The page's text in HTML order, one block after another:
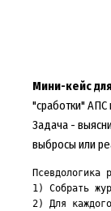
Мини-кейс
"сработки"
Задача -
выбросы или
Псевдологика
1) Собрать
2) Для